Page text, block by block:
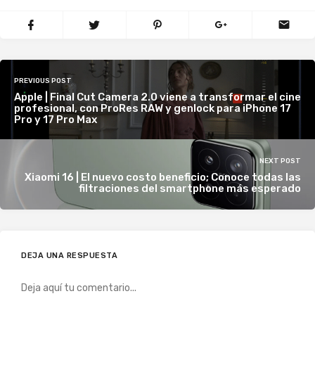
PREVIOUS POST
Apple | Final Cut Camera 2.0 viene a transformar el cine
profesional, con ProRes RAW y genlock para iPhone 17
Pro y 17 Pro Max
NEXT POST
Xiaomi 16 | El nuevo costo beneficio; Conoce todas las
filtraciones del smartphone más esperado
DEJA UNA RESPUESTA